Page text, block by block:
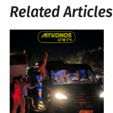
Related Articles